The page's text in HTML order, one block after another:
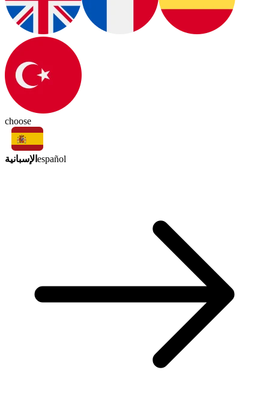
choose
الإسبانية español